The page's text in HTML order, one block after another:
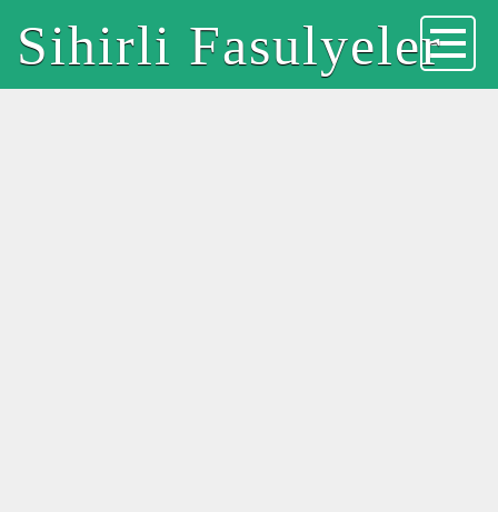
Sihirli Fasulyeler